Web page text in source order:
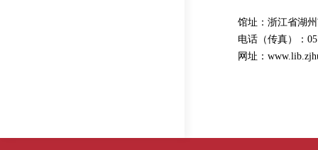
馆址：浙江省湖
电话（传真）：
网址：